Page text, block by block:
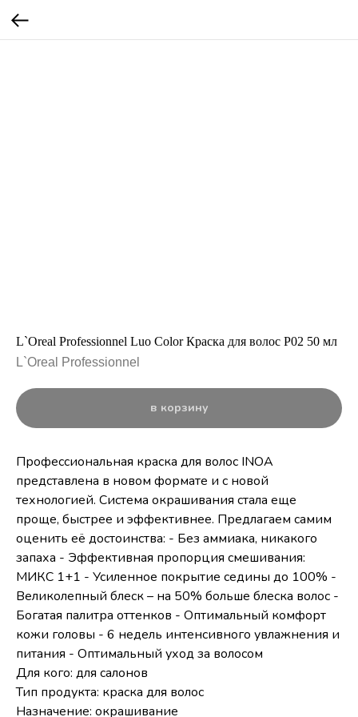
L`Oreal Professionnel Luo Color Краска для волос P02 50 мл
L`Oreal Professionnel
в корзину
Профессиональная краска для волос INOA
представлена в новом формате и с новой
технологией. Система окрашивания стала еще
проще, быстрее и эффективнее. Предлагаем самим
оценить её достоинства: - Без аммиака, никакого
запаха - Эффективная пропорция смешивания:
МИКС 1+1 - Усиленное покрытие седины до 100% -
Великолепный блеск – на 50% больше блеска волос -
Богатая палитра оттенков - Оптимальный комфорт
кожи головы - 6 недель интенсивного увлажнения и
питания - Оптимальный уход за волосом
Для кого: для салонов
Тип продукта: краска для волос
Назначение: окрашивание